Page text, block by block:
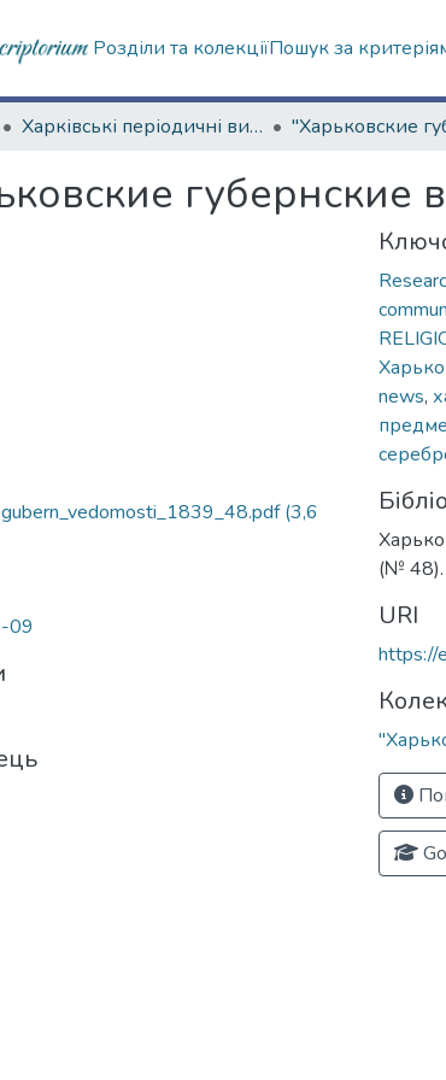
Розділи та колекціїПошук за
Харківські періодичні видання
губернские
gubern_vedomosti_1839_48.pdf(3,6
09
news,
(№ 48).
URI
https://